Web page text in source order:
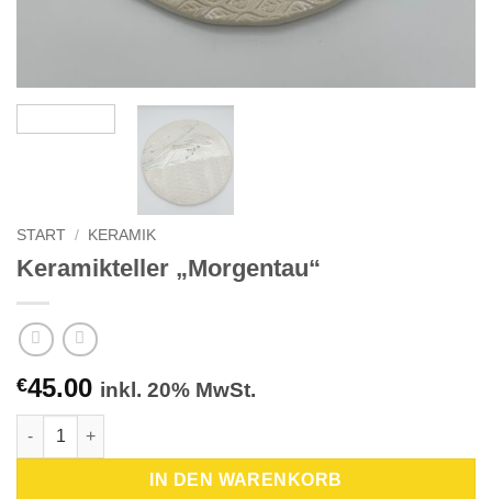
START / KERAMIK
Keramikteller „Morgentau“
€45.00 inkl. 20% MwSt.
Keramikteller "Morgentau" Menge
IN DEN WARENKORB